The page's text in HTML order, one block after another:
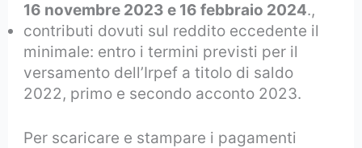
16 novembre 2023 e 16 febbraio 2024.,
contributi dovuti sul reddito eccedente il
minimale: entro i termini previsti per il
versamento dell’Irpef a titolo di saldo
2022, primo e secondo acconto 2023.
Per scaricare e stampare i pagamenti